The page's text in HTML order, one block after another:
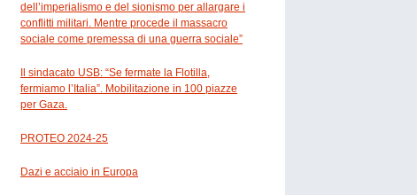
dell’imperialismo e del sionismo per allargare i
conflitti militari. Mentre procede il massacro
sociale come premessa di una guerra sociale”
Il sindacato USB: “Se fermate la Flotilla,
fermiamo l’Italia”. Mobilitazione in 100 piazze
per Gaza.
PROTEO 2024-25
Dazi e acciaio in Europa